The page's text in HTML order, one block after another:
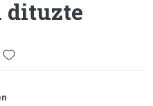
dituzte